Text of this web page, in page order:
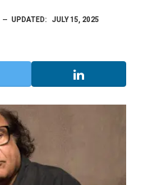
UPDATED: JULY 15, 2025